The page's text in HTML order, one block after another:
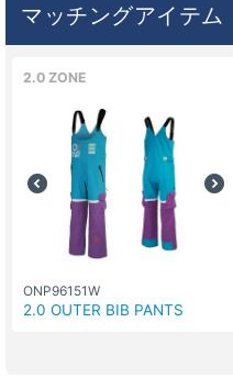
マッチングアイテム
2.0 ZONE
ONP96151W
2.0 OUTER BIB PANTS